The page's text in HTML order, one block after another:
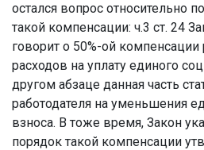
остался вопрос относительно
такой компенсации: ч.3 ст. 24
говорит о 50%-ой компенсации
расходов на уплату единого
другом абзаце данная часть
работодателя на уменьшения
взноса. В тоже время, Закон
порядок такой компенсации